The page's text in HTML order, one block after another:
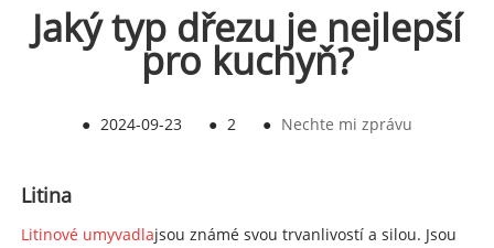
Jaký typ dřezu je nejlepší
pro kuchyň?
● 2024-09-23 ● 2 ● Nechte mi zprávu
Litina
Litinové umyvadlajsou známé svou trvanlivostí a silou. Jsou